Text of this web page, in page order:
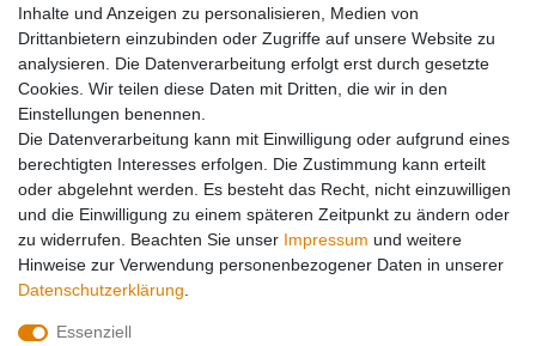
Inhalte und Anzeigen zu personalisieren, Medien von
Drittanbietern einzubinden oder Zugriffe auf unsere Website zu
analysieren. Die Datenverarbeitung erfolgt erst durch gesetzte
Cookies. Wir teilen diese Daten mit Dritten, die wir in den
Einstellungen benennen.
Die Datenverarbeitung kann mit Einwilligung oder aufgrund eines
berechtigten Interesses erfolgen. Die Zustimmung kann erteilt
oder abgelehnt werden. Es besteht das Recht, nicht einzuwilligen
und die Einwilligung zu einem späteren Zeitpunkt zu ändern oder
zu widerrufen. Beachten Sie unser Impressum und weitere
Hinweise zur Verwendung personenbezogener Daten in unserer
Daten­schutz­erklärung
Essenziell